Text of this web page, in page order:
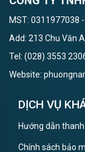
MST: 0311977038
Add: 213 Chu Văn
Tel: (028) 3553
Website:
DỊCH VỤ
Hướng dẫn
Chính sách bảo